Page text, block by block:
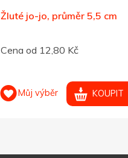
Žluté jo-jo, průměr 5,5 cm
Cena od 12,80 Kč
Můj výběr KOUPIT